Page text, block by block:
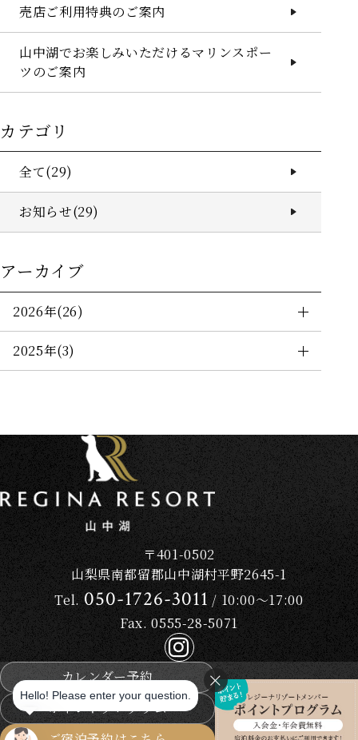
売店ご利用特典のご案内
山中湖でお楽しみいただけるマリンスポー
ツのご案内
カテゴリ
全て(29)
お知らせ(29)
アーカイブ
2026年(26)
2025年(3)
〒401-0502
山梨県南都留郡山中湖村平野2645-1
Tel.050-1726-3011/ 10:00～17:00
Fax. 0555-28-5071
カレンダー予約
ポイントプログラム
アクセス
Q&A
ニュース＆トピックス
カレンダー予約
ご宿泊予約はこちら
食物アレルギー対応基本方針
グループ施設一覧